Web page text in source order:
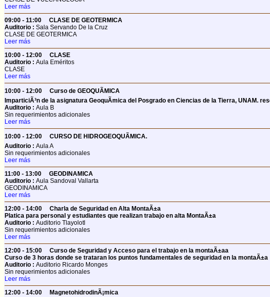
Leer más
09:00 - 11:00 CLASE DE GEOTERMICA
Auditorio : Sala Servando De la Cruz
CLASE DE GEOTERMICA
Leer más
10:00 - 12:00 CLASE
Auditorio : Aula Eméritos
CLASE
Leer más
10:00 - 12:00 Curso de GEOQUÃMICA
ImparticiÃ³n de la asignatura GeoquÃ­mica del Posgrado en Ciencias de la Tierra, UNAM.
Auditorio : Aula B
Sin requerimientos adicionales
Leer más
10:00 - 12:00 CURSO DE HIDROGEOQUÃMICA.
Auditorio : Aula A
Sin requerimientos adicionales
Leer más
11:00 - 13:00 GEODINAMICA
Auditorio : Aula Sandoval Vallarta
GEODINAMICA
Leer más
12:00 - 14:00 Charla de Seguridad en Alta MontaÃ±a
Platica para personal y estudiantes que realizan trabajo en alta MontaÃ±a
Auditorio : Auditorio Tlayolotl
Sin requerimientos adicionales
Leer más
12:00 - 15:00 Curso de Seguridad y Acceso para el trabajo en la montaÃ±aa
Curso de 3 horas donde se trataran los puntos fundamentales de seguridad en la montaÃ±a
Auditorio : Auditorio Ricardo Monges
Sin requerimientos adicionales
Leer más
12:00 - 14:00
MagnetohidrodinÃ¡mica